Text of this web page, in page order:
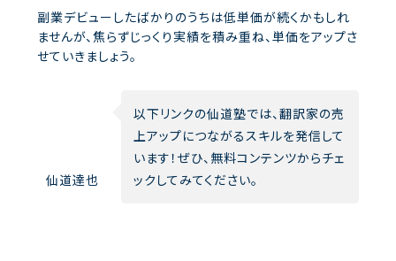
副業デビューしたばかりのうちは低単価が続くかもしれ
ませんが、焦らずじっくり実績を積み重ね、単価をアップさ
せていきましょう。
仙道達也
以下リンクの仙道塾では、翻訳家の売
上アップにつながるスキルを発信して
います！ぜひ、無料コンテンツからチェ
ックしてみてください。